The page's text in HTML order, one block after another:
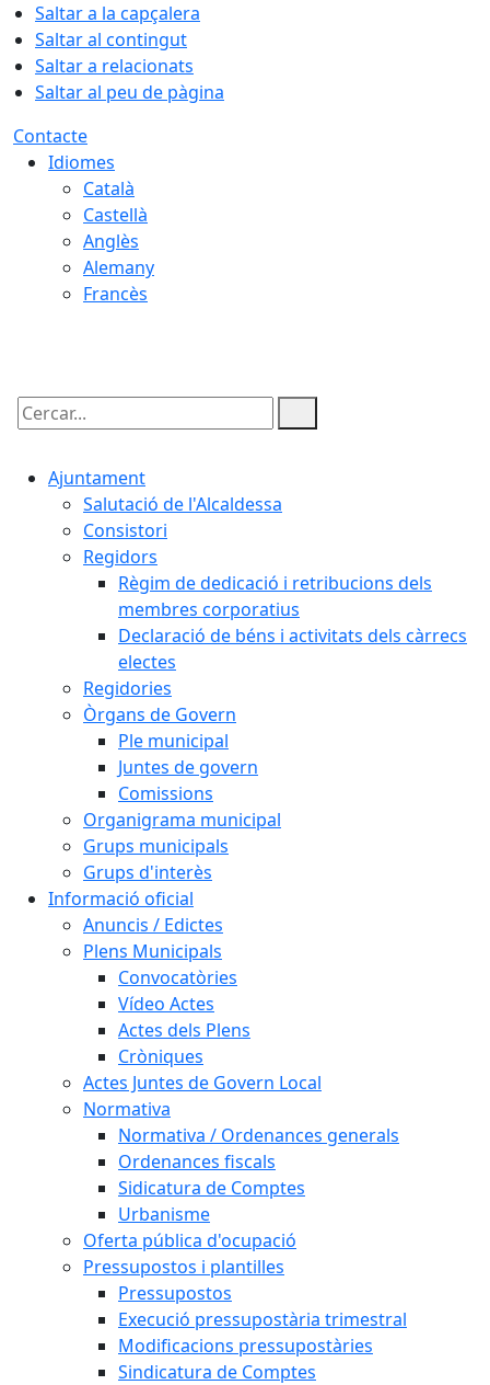
Saltar a la capçalera
Saltar al contingut
Saltar a relacionats
Saltar al peu de pàgina
Contacte
Idiomes
Català
Castellà
Anglès
Alemany
Francès
Cercar:
Ajuntament
Salutació de l'Alcaldessa
Consistori
Regidors
Règim de dedicació i retribucions dels
membres corporatius
Declaració de béns i activitats dels càrrecs
electes
Regidories
Òrgans de Govern
Ple municipal
Juntes de govern
Comissions
Organigrama municipal
Grups municipals
Grups d'interès
Informació oficial
Anuncis / Edictes
Plens Municipals
Convocatòries
Vídeo Actes
Actes dels Plens
Cròniques
Actes Juntes de Govern Local
Normativa
Normativa / Ordenances generals
Ordenances fiscals
Sidicatura de Comptes
Urbanisme
Oferta pública d'ocupació
Pressupostos i plantilles
Pressupostos
Execució pressupostària trimestral
Modificacions pressupostàries
Sindicatura de Comptes